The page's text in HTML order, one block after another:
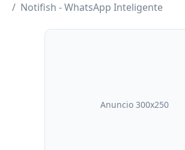
Notifish - WhatsApp Inteligente
Anuncio 300x250